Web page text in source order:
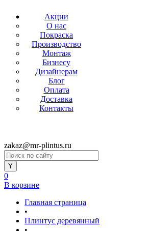
Акции
О нас
Покраска
Производство
Монтаж
Бизнесу
Дизайнерам
Блог
Оплата
Доставка
Контакты
zakaz@mr-plintus.ru
0
В корзине
Главная страница
•
Плинтус деревянный